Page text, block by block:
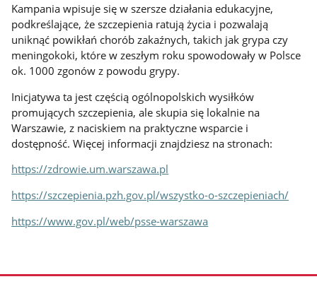
Kampania wpisuje się w szersze działania edukacyjne,
podkreślające, że szczepienia ratują życia i pozwalają
uniknąć powikłań chorób zakaźnych, takich jak grypa czy
meningokoki, które w zeszłym roku spowodowały w Polsce
ok. 1000 zgonów z powodu grypy.
Inicjatywa ta jest częścią ogólnopolskich wysiłków
promujących szczepienia, ale skupia się lokalnie na
Warszawie, z naciskiem na praktyczne wsparcie i
dostępność. Więcej informacji znajdziesz na stronach:
https://zdrowie.um.warszawa.pl
https://szczepienia.pzh.gov.pl/wszystko-o-szczepieniach/
https://www.gov.pl/web/psse-warszawa